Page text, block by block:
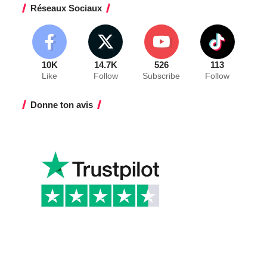
Réseaux Sociaux
10K
Like
14.7K
Follow
526
Subscribe
113
Follow
Donne ton avis